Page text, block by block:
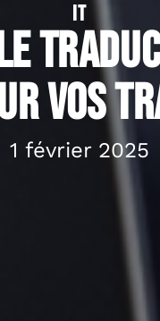
IT
vos
1 février 2025